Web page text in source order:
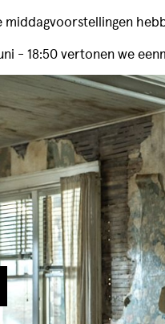
middagvoorstellingen
- 18:50 vertonen we